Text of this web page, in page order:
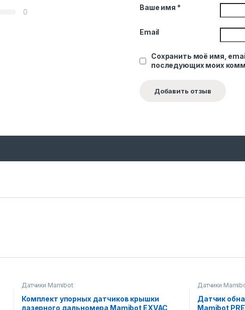
0
Ваше имя *
Email
Сохранить моё имя,
последующих моих
Датчики Mamibot
Комплект упорных датчиков крышки
лазерного дальномера Mamibot EXVAC
Датчики
Датчик
Mamibot